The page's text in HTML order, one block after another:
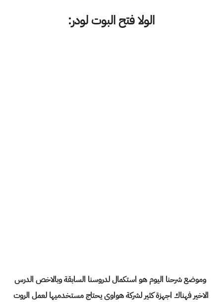
الولا فتح البوت لودر:
وموضع شرحنا اليوم هو استكمال لدروسنا السابقة وبالاخص الدرس
الاخير فهناك اجهزة كثير لشركة هواوى يحتاج مستخدميها لعمل الروت